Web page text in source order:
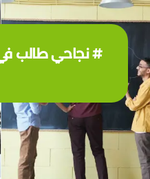
# نجاحي طالب في